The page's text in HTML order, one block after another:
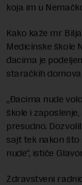
koja im u
Kako kaže mr
Medicinske škole
đacima je
staračkih
„Đacima nude
škole i
presudno.
sajt tek nakon što
nude“, ističe
Zdravstveni